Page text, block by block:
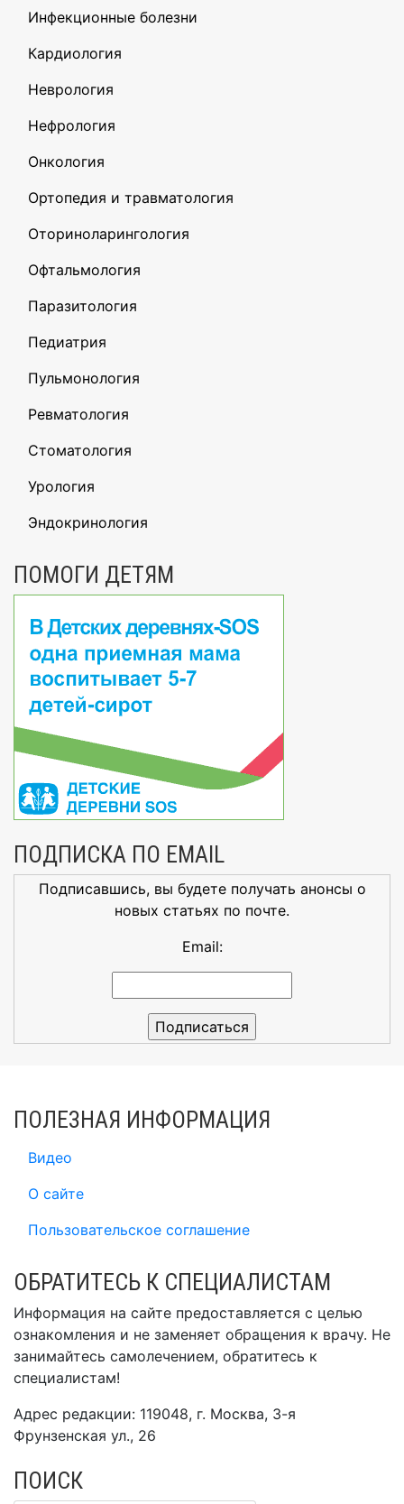
Инфекционные болезни
Кардиология
Неврология
Нефрология
Онкология
Ортопедия и травматология
Оториноларингология
Офтальмология
Паразитология
Педиатрия
Пульмонология
Ревматология
Стоматология
Урология
Эндокринология
ПОМОГИ ДЕТЯМ
ПОДПИСКА ПО EMAIL
Подписавшись, вы будете получать анонсы о
новых статьях по почте.
Email:
ПОЛЕЗНАЯ ИНФОРМАЦИЯ
Видео
О сайте
Пользовательское соглашение
ОБРАТИТЕСЬ К СПЕЦИАЛИСТАМ
Информация на сайте предоставляется с целью
ознакомления и не заменяет обращения к врачу. Не
занимайтесь самолечением, обратитесь к
специалистам!
Адрес редакции: 119048, г. Москва, 3-я
Фрунзенская ул., 26
ПОИСК